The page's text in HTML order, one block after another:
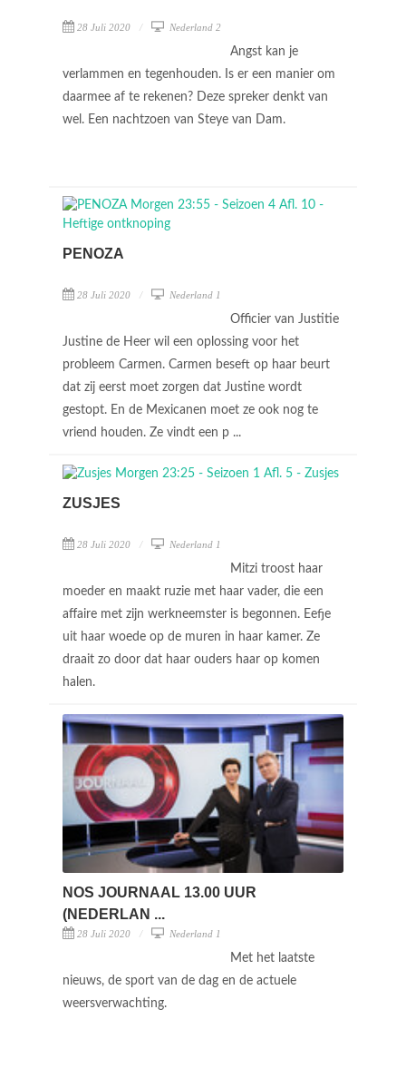
28 Juli 2020 Nederland 2
Angst kan je
verlammen en tegenhouden. Is er een manier om
daarmee af te rekenen? Deze spreker denkt van
wel. Een nachtzoen van Steye van Dam.
PENOZA
28 Juli 2020 Nederland 1
Officier van Justitie
Justine de Heer wil een oplossing voor het
probleem Carmen. Carmen beseft op haar beurt
dat zij eerst moet zorgen dat Justine wordt
gestopt. En de Mexicanen moet ze ook nog te
vriend houden. Ze vindt een p ...
ZUSJES
28 Juli 2020 Nederland 1
Mitzi troost haar
moeder en maakt ruzie met haar vader, die een
affaire met zijn werkneemster is begonnen. Eefje
uit haar woede op de muren in haar kamer. Ze
draait zo door dat haar ouders haar op komen
halen.
NOS JOURNAAL 13.00 UUR
(NEDERLAN ...
28 Juli 2020 Nederland 1
Met het laatste
nieuws, de sport van de dag en de actuele
weersverwachting.